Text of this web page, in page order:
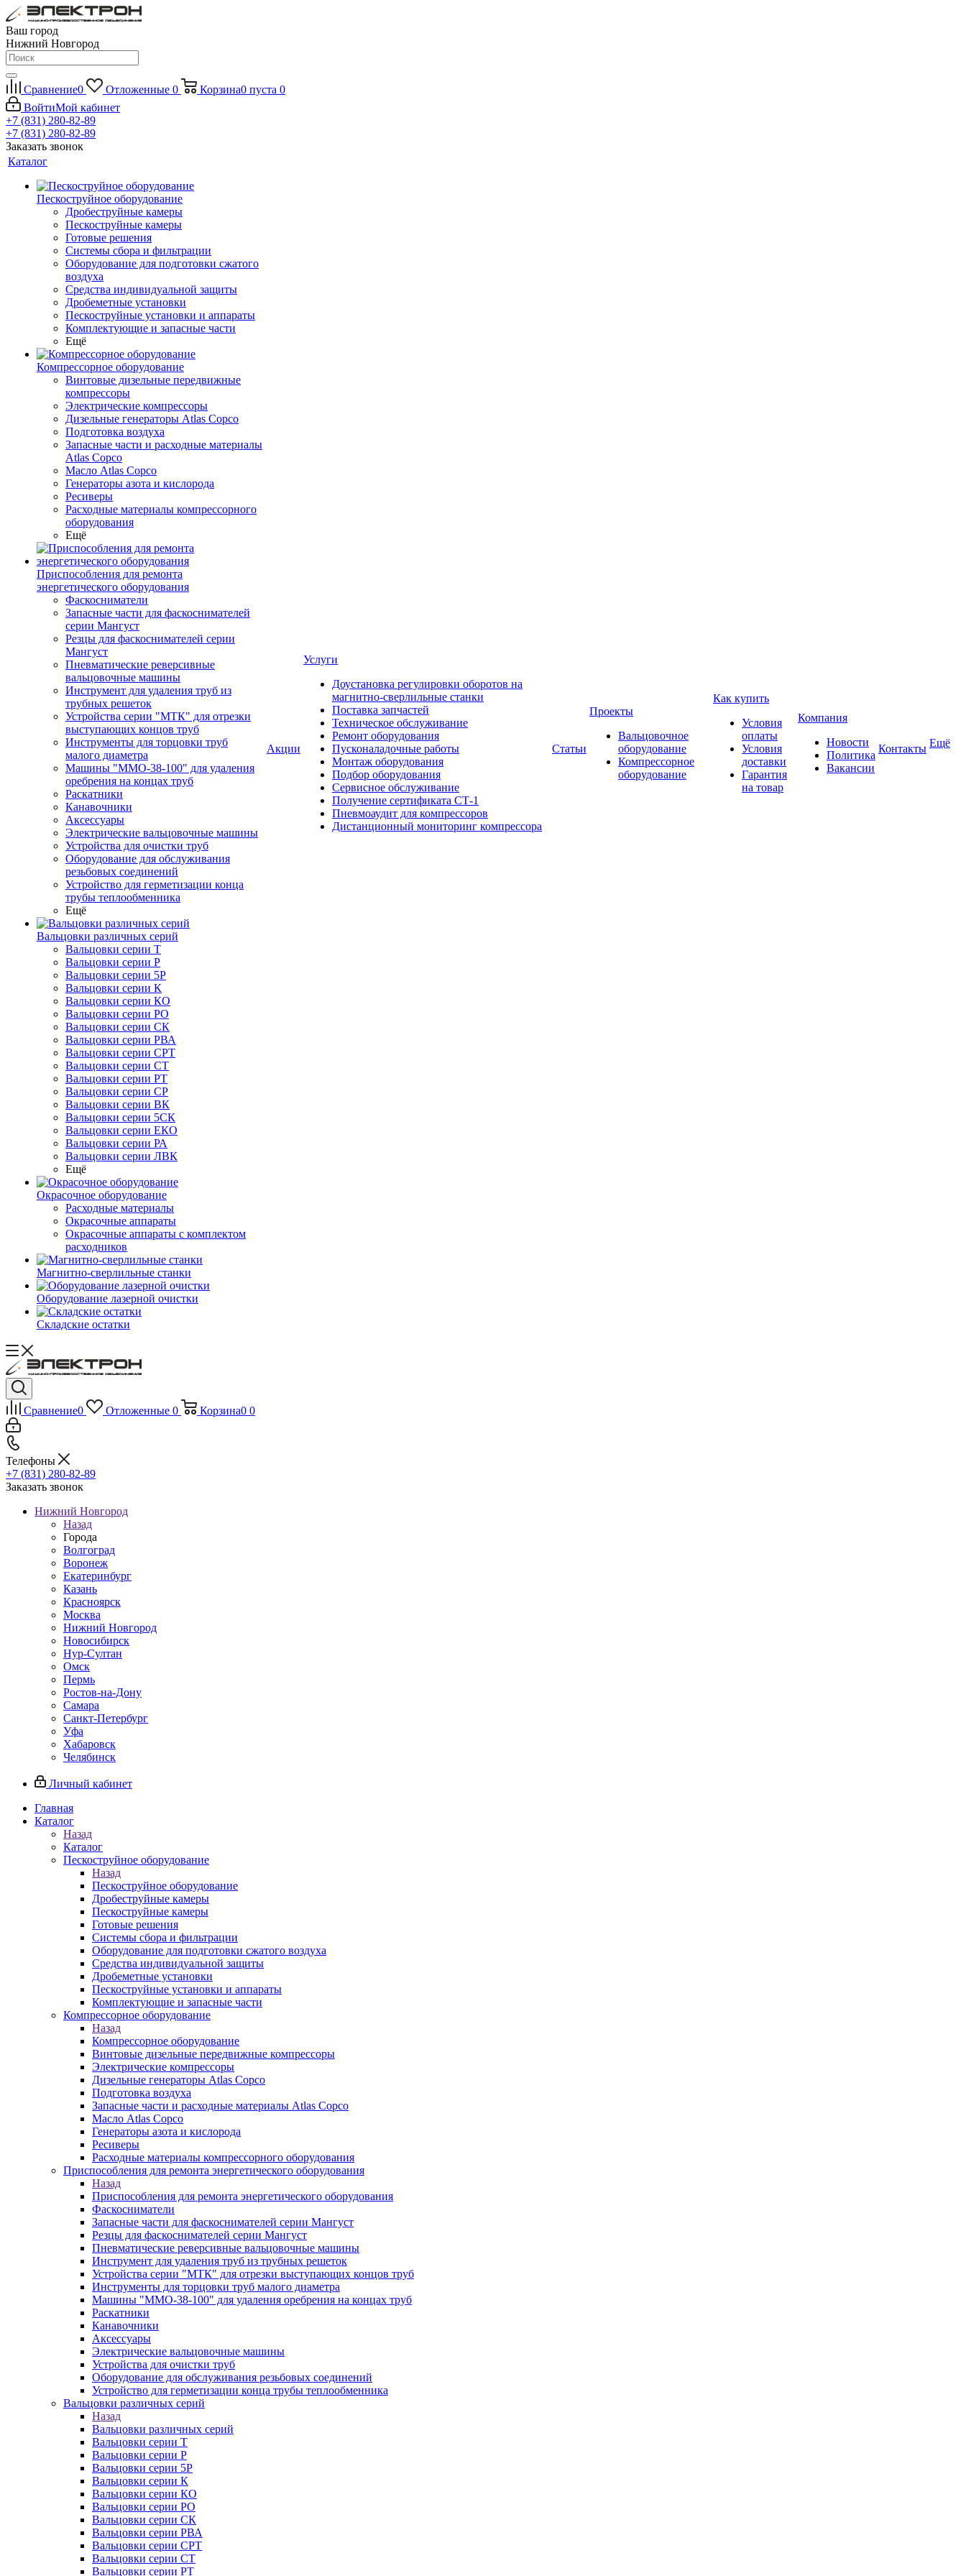
Ваш город
Нижний Новгород
Сравнение0 Отложенные 0 Корзина0 пуста 0
ВойтиМой кабинет
+7 (831) 280-82-89
+7 (831) 280-82-89
Заказать звонок
Каталог
Пескоструйное оборудование
Дробеструйные камеры
Пескоструйные камеры
Готовые решения
Системы сбора и фильтрации
Оборудование для подготовки сжатого
воздуха
Средства индивидуальной защиты
Дробеметные установки
Пескоструйные установки и аппараты
Комплектующие и запасные части
Ещё
Компрессорное оборудование
Винтовые дизельные передвижные
компрессоры
Электрические компрессоры
Дизельные генераторы Atlas Copco
Подготовка воздуха
Запасные части и расходные материалы
Atlas Copco
Масло Atlas Copco
Генераторы азота и кислорода
Ресиверы
Расходные материалы компрессорного
оборудования
Ещё
Приспособления для ремонта
энергетического оборудования
Фаскосниматели
Запасные части для фаскоснимателей
серии Мангуст
Резцы для фаскоснимателей серии
Мангуст
Пневматические реверсивные
вальцовочные машины
Инструмент для удаления труб из
трубных решеток
Устройства серии "МТК" для отрезки
выступающих концов труб
Инструменты для торцовки труб
малого диаметра
Машины "ММО-38-100" для удаления
оребрения на концах труб
Раскатники
Канавочники
Аксессуары
Электрические вальцовочные машины
Устройства для очистки труб
Оборудование для обслуживания
резьбовых соединений
Устройство для герметизации конца
трубы теплообменника
Ещё
Вальцовки различных серий
Вальцовки серии Т
Вальцовки серии Р
Вальцовки серии 5Р
Вальцовки серии К
Вальцовки серии КО
Вальцовки серии РО
Вальцовки серии СК
Вальцовки серии РВА
Вальцовки серии СРТ
Вальцовки серии СТ
Вальцовки серии РТ
Вальцовки серии СР
Вальцовки серии ВК
Вальцовки серии 5СК
Вальцовки серии ЕКО
Вальцовки серии РА
Вальцовки серии ЛВК
Ещё
Окрасочное оборудование
Расходные материалы
Окрасочные аппараты
Окрасочные аппараты с комплектом
расходников
Магнитно-сверлильные станки
Оборудование лазерной очистки
Складские остатки
Акции
Услуги
Доустановка регулировки оборотов на
магнитно-сверлильные станки
Поставка запчастей
Техническое обслуживание
Ремонт оборудования
Пусконаладочные работы
Монтаж оборудования
Подбор оборудования
Сервисное обслуживание
Получение сертификата СТ-1
Пневмоаудит для компрессоров
Дистанционный мониторинг компрессора
Статьи
Проекты
Вальцовочное
оборудование
Компрессорное
оборудование
Как купить
Условия
оплаты
Условия
доставки
Гарантия
на товар
Компания
Новости
Политика
Вакансии
Контакты Ещё
Сравнение0 Отложенные 0 Корзина0 0
Телефоны
+7 (831) 280-82-89
Заказать звонок
Нижний Новгород
Назад
Города
Волгоград
Воронеж
Екатеринбург
Казань
Красноярск
Москва
Нижний Новгород
Новосибирск
Нур-Султан
Омск
Пермь
Ростов-на-Дону
Самара
Санкт-Петербург
Уфа
Хабаровск
Челябинск
Личный кабинет
Главная
Каталог
Назад
Каталог
Пескоструйное оборудование
Назад
Пескоструйное оборудование
Дробеструйные камеры
Пескоструйные камеры
Готовые решения
Системы сбора и фильтрации
Оборудование для подготовки сжатого воздуха
Средства индивидуальной защиты
Дробеметные установки
Пескоструйные установки и аппараты
Комплектующие и запасные части
Компрессорное оборудование
Назад
Компрессорное оборудование
Винтовые дизельные передвижные компрессоры
Электрические компрессоры
Дизельные генераторы Atlas Copco
Подготовка воздуха
Запасные части и расходные материалы Atlas Copco
Масло Atlas Copco
Генераторы азота и кислорода
Ресиверы
Расходные материалы компрессорного оборудования
Приспособления для ремонта энергетического оборудования
Назад
Приспособления для ремонта энергетического оборудования
Фаскосниматели
Запасные части для фаскоснимателей серии Мангуст
Резцы для фаскоснимателей серии Мангуст
Пневматические реверсивные вальцовочные машины
Инструмент для удаления труб из трубных решеток
Устройства серии "МТК" для отрезки выступающих концов труб
Инструменты для торцовки труб малого диаметра
Машины "ММО-38-100" для удаления оребрения на концах труб
Раскатники
Канавочники
Аксессуары
Электрические вальцовочные машины
Устройства для очистки труб
Оборудование для обслуживания резьбовых соединений
Устройство для герметизации конца трубы теплообменника
Вальцовки различных серий
Назад
Вальцовки различных серий
Вальцовки серии Т
Вальцовки серии Р
Вальцовки серии 5Р
Вальцовки серии К
Вальцовки серии КО
Вальцовки серии РО
Вальцовки серии СК
Вальцовки серии РВА
Вальцовки серии СРТ
Вальцовки серии СТ
Вальцовки серии РТ